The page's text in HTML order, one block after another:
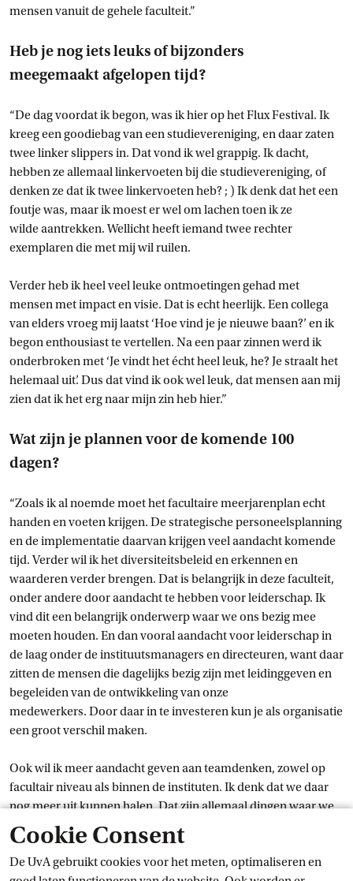
Cookie Consent
De UvA gebruikt cookies voor het meten, optimaliseren en
mensen vanuit de gehele faculteit.”
Heb je nog iets leuks of bijzonders
meegemaakt afgelopen tijd?
“De dag voordat ik begon, was ik hier op het Flux Festival. Ik
kreeg een goodiebag van een studievereniging, en daar zaten
twee linker slippers in. Dat vond ik wel grappig. Ik dacht,
hebben ze allemaal linkervoeten bij die studievereniging, of
denken ze dat ik twee linkervoeten heb? ; ) Ik denk dat het een
foutje was, maar ik moest er wel om lachen toen ik ze
wilde aantrekken. Wellicht heeft iemand twee rechter
exemplaren die met mij wil ruilen.
Verder heb ik heel veel leuke ontmoetingen gehad met
mensen met impact en visie. Dat is echt heerlijk. Een collega
van elders vroeg mij laatst ‘Hoe vind je je nieuwe baan?’ en ik
begon enthousiast te vertellen. Na een paar zinnen werd ik
onderbroken met ‘Je vindt het écht heel leuk, he? Je straalt het
helemaal uit’. Dus dat vind ik ook wel leuk, dat mensen aan mij
zien dat ik het erg naar mijn zin heb hier.”
Wat zijn je plannen voor de komende 100
dagen?
“Zoals ik al noemde moet het facultaire meerjarenplan echt
handen en voeten krijgen. De strategische personeelsplanning
en de implementatie daarvan krijgen veel aandacht komende
tijd. Verder wil ik het diversiteitsbeleid en erkennen en
waarderen verder brengen. Dat is belangrijk in deze faculteit,
onder andere door aandacht te hebben voor leiderschap. Ik
vind dit een belangrijk onderwerp waar we ons bezig mee
moeten houden. En dan vooral aandacht voor leiderschap in
de laag onder de instituutsmanagers en directeuren, want daar
zitten de mensen die dagelijks bezig zijn met leidinggeven en
begeleiden van de ontwikkeling van onze
medewerkers. Door daar in te investeren kun je als organisatie
een groot verschil maken.
Ook wil ik meer aandacht geven aan teamdenken, zowel op
facultair niveau als binnen de instituten. Ik denk dat we daar
nog meer uit kunnen halen. Dat zijn allemaal dingen waar we
al mee bezig waren, maar die nog stappen behoeven in de
implementatie.”